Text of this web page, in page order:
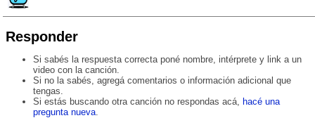
Responder
Si sabés la respuesta correcta poné nombre, intérprete y link a un
video con la canción.
Si no la sabés, agregá comentarios o información adicional que
tengas.
Si estás buscando otra canción no respondas acá,
hacé una
pregunta nueva.